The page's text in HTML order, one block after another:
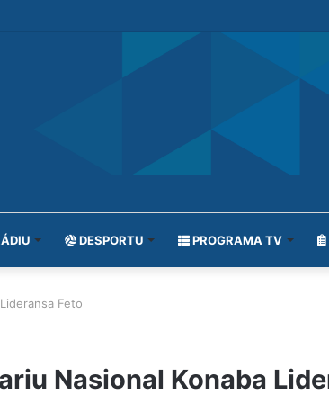
DESPORTU PROGRAMA TV
Feto
Nasional Konaba